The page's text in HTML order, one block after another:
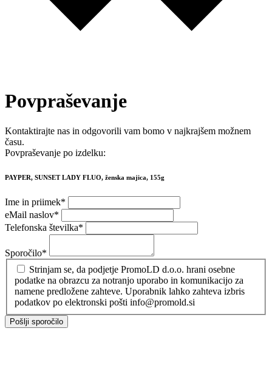
Povpraševanje
Kontaktirajte nas in odgovorili vam bomo v najkrajšem možnem
času.
Povpraševanje po izdelku:
PAYPER, SUNSET LADY FLUO, ženska majica, 155g
Ime in priimek*
eMail naslov*
Telefonska številka*
Sporočilo*
Strinjam se, da podjetje PromoLD d.o.o. hrani osebne
podatke na obrazcu za notranjo uporabo in komunikacijo za
namene predložene zahteve. Uporabnik lahko zahteva izbris
podatkov po elektronski pošti info@promold.si
Pošlji sporočilo